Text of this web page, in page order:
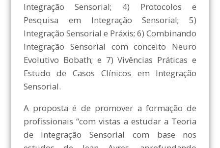
Integração Sensorial; 4) Protocolos e
Pesquisa em Integração Sensorial; 5)
Integração Sensorial e Práxis; 6) Combinando
Integração Sensorial com conceito Neuro
Evolutivo Bobath; e 7) Vivências Práticas e
Estudo de Casos Clínicos em Integração
Sensorial.
A proposta é de promover a formação de
profissionais “com vistas a estudar a Teoria
de Integração Sensorial com base nos